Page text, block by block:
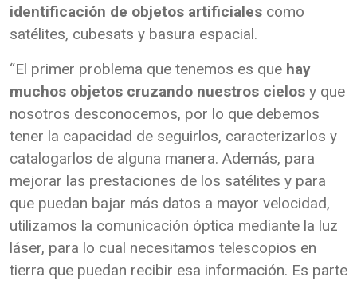
identificación de objetos artificiales como
satélites, cubesats y basura espacial.
“El primer problema que tenemos es que hay
muchos objetos cruzando nuestros cielos y que
nosotros desconocemos, por lo que debemos
tener la capacidad de seguirlos, caracterizarlos y
catalogarlos de alguna manera. Además, para
mejorar las prestaciones de los satélites y para
que puedan bajar más datos a mayor velocidad,
utilizamos la comunicación óptica mediante la luz
láser, para lo cual necesitamos telescopios en
tierra que puedan recibir esa información. Es parte